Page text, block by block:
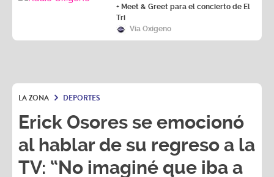
Tri
Erick Osores se emocionó
al hablar de su regreso a la
TV: “No imaginé que iba a
ser así”